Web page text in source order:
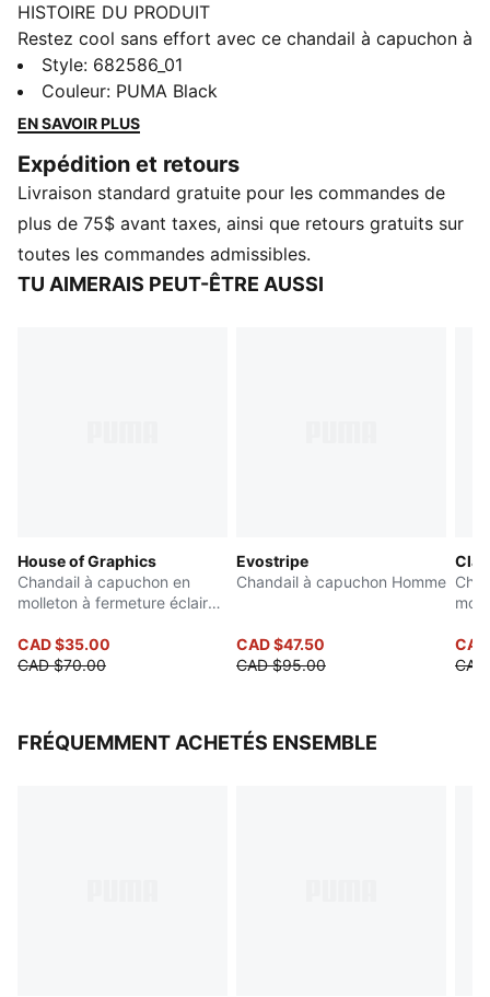
HISTOIRE DU PRODUIT
Restez cool sans effort avec ce chandail à capuchon à
fermeture éclair intégrale. Doté de la broderie du logo
no 1 de PUMA, d'une capuchon réglable, de poignets
et d'ourlet côtelés, il est conçu pour votre style de vie
le confort caractéristiques de PUMA.
CARACTÉRISTIQUES ET AVANTAGES
Fabriqué à partir d'au moins 50 % de matériaux
recyclés
Style: 682586_01
Couleur: PUMA Black
EN SAVOIR PLUS
Expédition et retours
Livraison standard gratuite pour les commandes de
plus de 75$ avant taxes, ainsi que retours gratuits sur
toutes les commandes admissibles.
TU AIMERAIS PEUT-ÊTRE AUSSI
House of Graphics
Chandail à capuchon en
molleton à fermeture éclair
CAD $35.00
CAD $70.00
Evostripe
Chandail à capuchon Homme
CAD $47.50
CAD $95.00
FRÉQUEMMENT ACHETÉS ENSEMBLE